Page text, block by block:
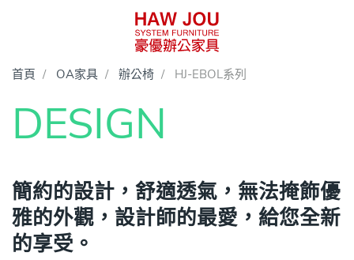
首頁 OA家具 辦公椅 HJ-EBOL系列
DESIGN
簡約的設計，舒適透氣，無法掩飾優
雅的外觀，設計師的最愛，給您全新
的享受。